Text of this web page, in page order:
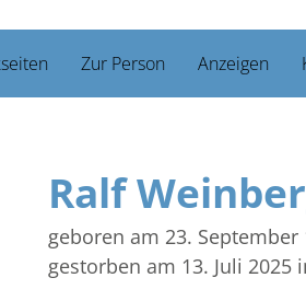
Zur Person Anzeigen
Ralf
geboren am 23. September
gestorben am 13. Juli 2025